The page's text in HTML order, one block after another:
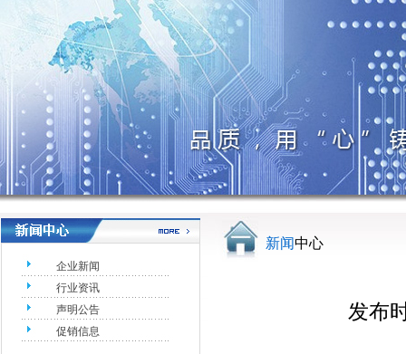
企业新闻
行业资讯
声明公告
促销信息
新闻中心
发布